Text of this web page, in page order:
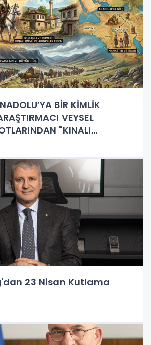
BİR KİMLİK
VEYSEL
"KINALI
23 Nisan Kutlama